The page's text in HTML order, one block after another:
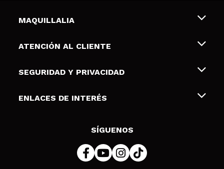
MAQUILLALIA
Sobre nosotros
Tarjetas de Regalo
ATENCIÓN AL CLIENTE
Envíos y devoluciones
Formas de pago
SEGURIDAD Y PRIVACIDAD
Terminos y condiciones de uso
Política de cookies
ENLACES DE INTERÉS
SÍGUENOS